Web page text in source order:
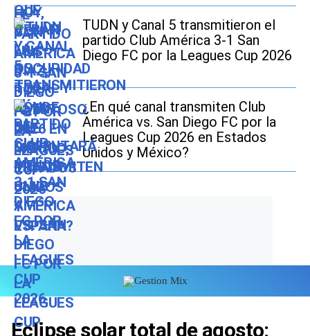
TUDN y Canal 5 transmitieron el
partido Club América 3-1 San
Diego FC por la Leagues Cup 2026
¿En qué canal transmiten Club
América vs. San Diego FC por la
Leagues Cup 2026 en Estados
Unidos y México?